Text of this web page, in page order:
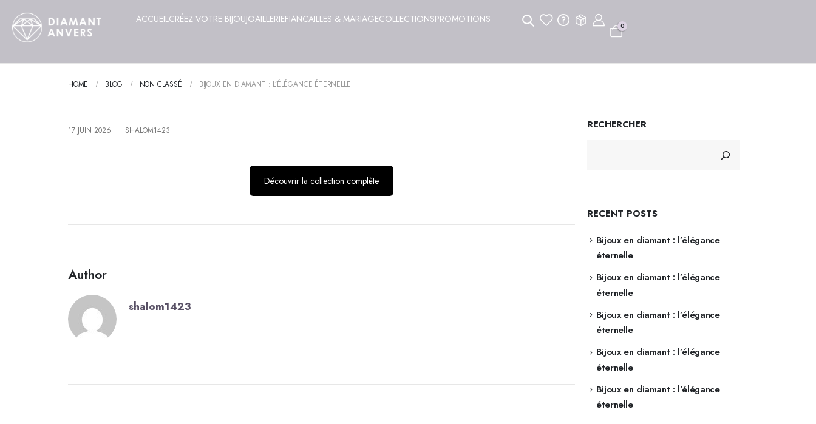
ACCUEILCRÉEZ VOTRE BIJOUJOAILLERIEFIANCAILLES & MARIAGECOLLECTIONSPROMOTIONS
0
HOME BLOG NON CLASSÉ BIJOUX EN DIAMANT : L’ÉLÉGANCE ÉTERNELLE
17 JUIN 2026 SHALOM1423
Découvrir la collection complète
Author
shalom1423
RECHERCHER
RECENT POSTS
Bijoux en diamant : l’élégance
éternelle
Bijoux en diamant : l’élégance
éternelle
Bijoux en diamant : l’élégance
éternelle
Bijoux en diamant : l’élégance
éternelle
Bijoux en diamant : l’élégance
éternelle